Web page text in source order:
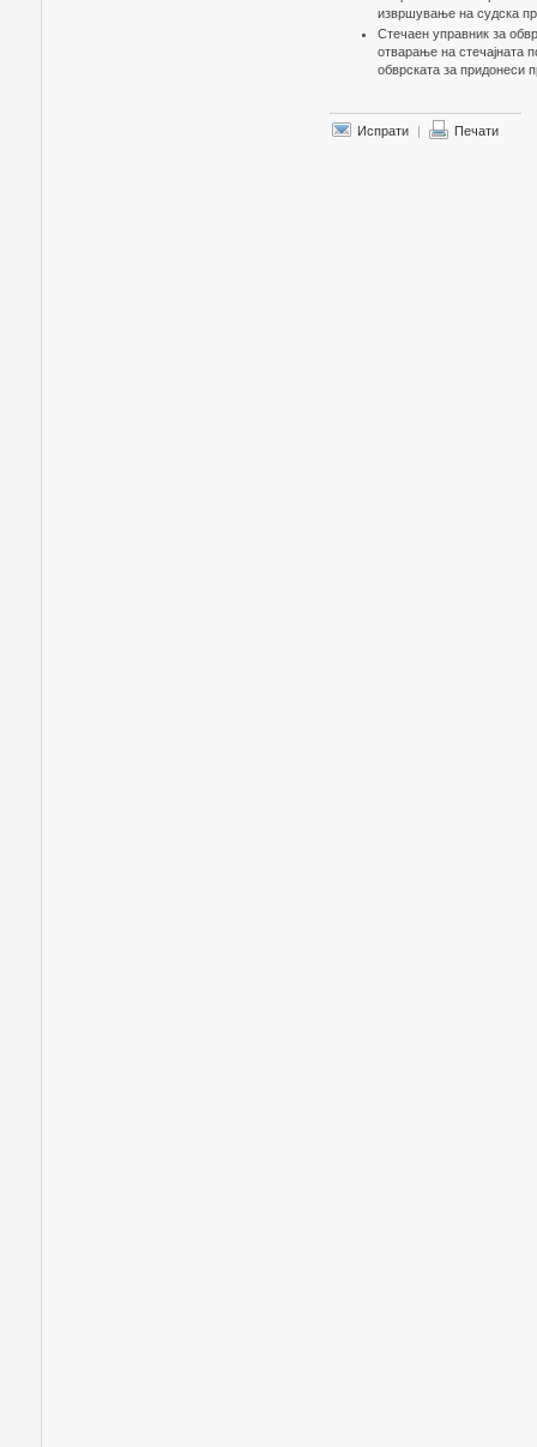
извршување на судска
Стечаен управник за
отварање на стечајната
обврската за придонеси
Испрати | Печати